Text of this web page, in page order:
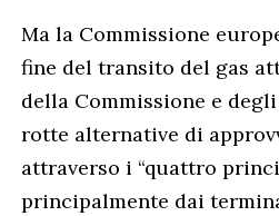
Ma la Commissione
fine del transito del gas
della Commissione e
rotte alternative di
attraverso i “quattro
principalmente dai